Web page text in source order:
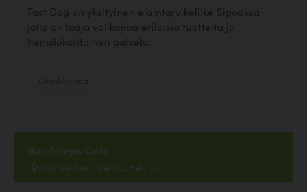
Fast Dog on yksityinen eläintarvikeliike Sipoossa
jolla on laaja valikoima erilaisia tuotteita ja
henkilökohtainen palvelu.
Bon Temps Cafe
Mannerheimintie 132, Helsinki